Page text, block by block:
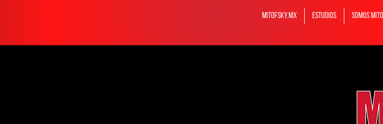
MITOFSKY.MX ESTUDIOS Somos